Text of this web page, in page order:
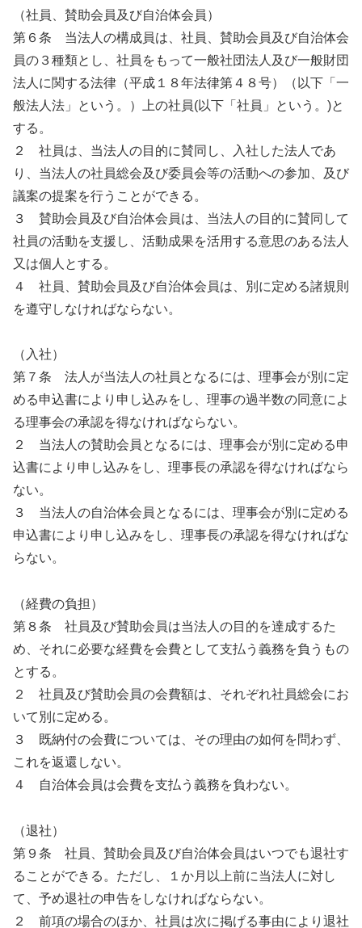
（社員、賛助会員及び自治体会員）
第６条 当法人の構成員は、社員、賛助会員及び自治体会
員の３種類とし、社員をもって一般社団法人及び一般財団
法人に関する法律（平成１８年法律第４８号）（以下「一
般法人法」という。）上の社員(以下「社員」という。)と
する。
２ 社員は、当法人の目的に賛同し、入社した法人であ
り、当法人の社員総会及び委員会等の活動への参加、及び
議案の提案を行うことができる。
３ 賛助会員及び自治体会員は、当法人の目的に賛同して
社員の活動を支援し、活動成果を活用する意思のある法人
又は個人とする。
４ 社員、賛助会員及び自治体会員は、別に定める諸規則
を遵守しなければならない。
（入社）
第７条 法人が当法人の社員となるには、理事会が別に定
める申込書により申し込みをし、理事の過半数の同意によ
る理事会の承認を得なければならない。
２ 当法人の賛助会員となるには、理事会が別に定める申
込書により申し込みをし、理事長の承認を得なければなら
ない。
３ 当法人の自治体会員となるには、理事会が別に定める
申込書により申し込みをし、理事長の承認を得なければな
らない。
（経費の負担）
第８条 社員及び賛助会員は当法人の目的を達成するた
め、それに必要な経費を会費として支払う義務を負うもの
とする。
２ 社員及び賛助会員の会費額は、それぞれ社員総会にお
いて別に定める。
３ 既納付の会費については、その理由の如何を問わず、
これを返還しない。
４ 自治体会員は会費を支払う義務を負わない。
（退社）
第９条 社員、賛助会員及び自治体会員はいつでも退社す
ることができる。ただし、１か月以上前に当法人に対し
て、予め退社の申告をしなければならない。
２ 前項の場合のほか、社員は次に掲げる事由により退社